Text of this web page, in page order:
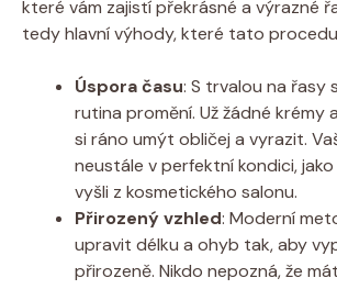
které vám zajistí překrásné a výrazné
tedy hlavní výhody, které tato
Úspora času: S trvalou na řasy
rutina promění. Už žádné krémy
si ráno umýt obličej a vyrazit.
neustále v perfektní kondici,
vyšli z kosmetického salonu.
Přirozený vzhled: Moderní
upravit délku a ohyb tak, aby
přirozeně. Nikdo nepozná, že